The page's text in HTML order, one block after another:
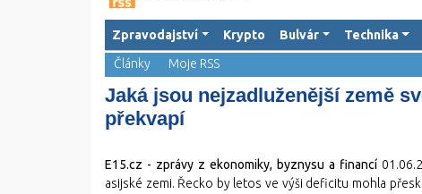
Zpravodajství Krypto Bulvár Technika
Články
Moje RSS
Jaká jsou nejzadluženější země
překvapí
E15.cz - zprávy z ekonomiky, byznysu a financí
asijské zemi. Řecko by letos ve výši deficitu mohla